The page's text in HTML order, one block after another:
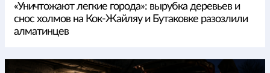
«Уничтожают легкие города»: вырубка деревьев и
снос холмов на Кок-Жайляу и Бутаковке разозлили
алматинцев